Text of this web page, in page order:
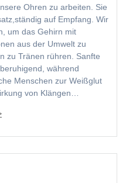
Ohren zu arbeiten. Sie
auf Empfang. Wir
um das Gehirn mit
aus der Umwelt zu
zu Tränen rühren. Sanfte
während
Menschen zur Weißglut
von Klängen…